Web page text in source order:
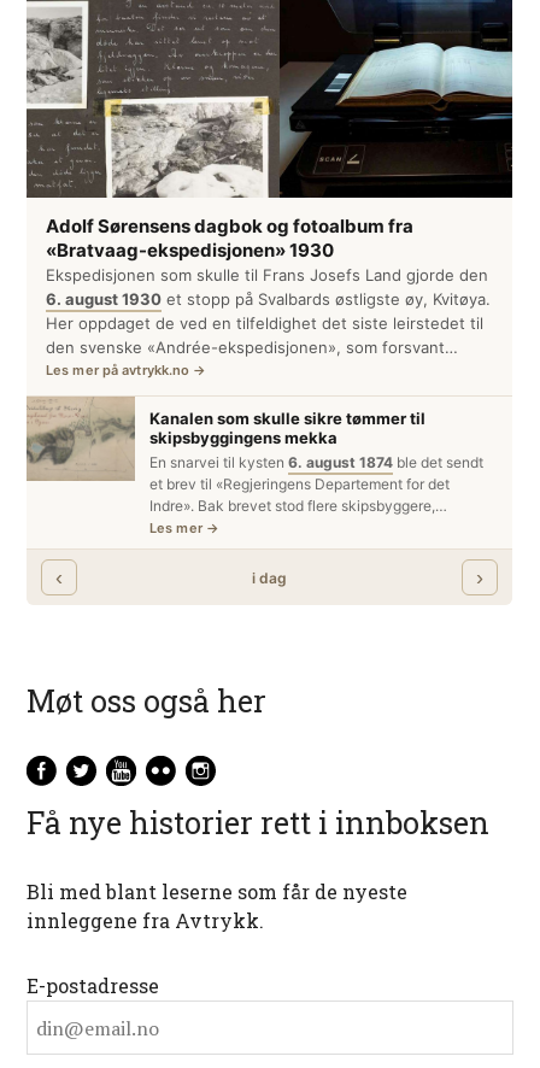
Møt oss også her
Få nye historier rett i innboksen
Bli med blant leserne som får de nyeste
innleggene fra Avtrykk.
E-postadresse